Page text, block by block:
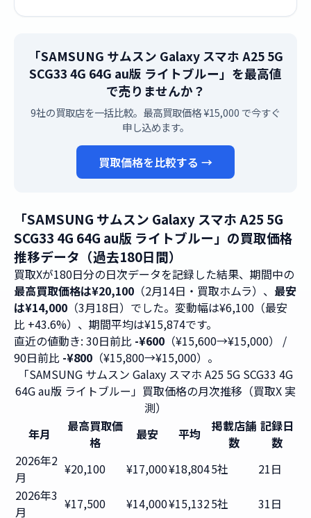
「SAMSUNG サムスン Galaxy スマホ A25 5G
SCG33 4G 64G au版 ライトブルー」を最高値
で売りませんか？
9社の買取店を一括比較。最高買取価格 ¥15,000 で今すぐ
申し込めます。
買取価格を比較する →
「SAMSUNG サムスン Galaxy スマホ A25 5G
SCG33 4G 64G au版 ライトブルー」の買取価格
推移データ（過去180日間）
買取Xが180日分の日次データを記録した結果、期間中の
最高買取価格は¥20,100 （2月14日・買取ホムラ）、 最安
は¥14,000 （3月18日）でした。変動幅は¥6,100（最安
比 +43.6%）、期間平均は¥15,874です。
直近の値動き: 30日前比 -¥600 （¥15,600→¥15,000） /
90日前比 -¥800 （¥15,800→¥15,000）。
「SAMSUNG サムスン Galaxy スマホ A25 5G SCG33 4G
64G au版 ライトブルー」買取価格の月次推移（買取X 実
測）
年月
最高買取価
格
最安 平均
掲載店舗
数
記録日
数
2026年2
月
¥20,100 ¥17,000¥18,8045社
21日
2026年3
月
¥17,500 ¥14,000¥15,1325社 31日